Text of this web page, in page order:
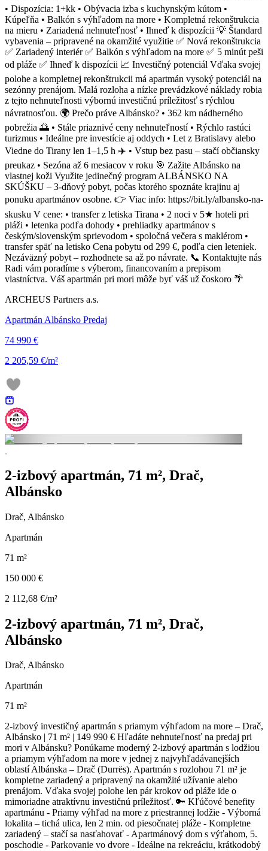
• Dispozícia: 1+kk • Obývacia izba s kuchynským kútom •
Kúpeľňa • Balkón s výhľadom na more • Kompletná rekonštrukcia
na mieru • Zariadená nehnuteľnosť • Ihneď k dispozícii 💡 Štandard
vybavenia – pripravené na okamžité využitie ✅ Nová rekonštrukcia
✅ Zariadený interiér ✅ Balkón s výhľadom na more ✅ 5 minút peši
od pláže ✅ Ihneď k dispozícii 📈 Investičný potenciál Vďaka svojej
polohe a kompletnej rekonštrukcii má apartmán vysoký potenciál na
sezónny prenájom. Malá rozloha a nízke prevádzkové náklady robia
z tejto nehnuteľnosti výbornú investičnú príležitosť s rýchlou
návratnosťou. 🌍 Prečo práve Albánsko? • 362 km nádherného
pobrežia 🌅 • Stále priaznivé ceny nehnuteľností • Rýchlo rastúci
turizmus • Ideálne pre investície aj oddych • Let z Bratislavy alebo
Viedne do Tirany len 1–1,5 h ✈️ • Vstup bez pasu – stačí občiansky
preukaz • Sezóna až 6 mesiacov v roku 🎯 Zažite Albánsko na
vlastnej koži Využite jedinečný program ALBÁNSKO NA
SKÚŠKU – 3-dňový pobyt, počas ktorého spoznáte krajinu aj
ponuku apartmánov osobne. 👉 Viac info: https://bit.ly/albansko-na-
skusku V cene: • transfer z letiska Tirana • 2 noci v 5★ hoteli pri
pláži • letenka podľa dohody • prehliadky apartmánov s
českým/slovenským sprievodom • spoločná večera s maklérom •
transfer späť na letisko Cena pobytu od 299 €, podľa cien leteniek.
Nezáväzný pobyt – rozhodnete sa až po návrate. 📞 Kontaktujte nás
Radi vám poradíme s výberom, financovaním a prepisom
vlastníctva. Váš apartmán pri mori môže byť váš už čoskoro 🌴
ARCHEUS Partners a.s.
Apartmán Albánsko Predaj
74 990 €
2 205,59 €/m²
2-izbový apartmán, 71 m², Drač,
Albánsko
Drač, Albánsko
Apartmán
71 m²
150 000 €
2 112,68 €/m²
2-izbový apartmán, 71 m², Drač,
Albánsko
Drač, Albánsko
Apartmán
71 m²
2-izbový investičný apartmán s priamym výhľadom na more – Drač,
Albánsko | 71 m² | 149 990 € Hľadáte nehnuteľnosť na predaj pri
mori v Albánsku? Ponúkame moderný 2-izbový apartmán s lodžiou
a priamym výhľadom na more v jednej z najvyhľadávanejších
oblastí Albánska – Drač (Durrës). Apartmán s rozlohou 71 m² je
kompletne zariadený a pripravený na okamžité užívanie alebo
prenájom. Vďaka svojej polohe len pár krokov od pláže ide o
mimoriadne atraktívnu investičnú príležitosť. 🔑 Kľúčové benefity
apartmánu - Priamy výhľad na more z priestrannej lodžie - Výborná
lokalita – tichá ulica, len 2 min. od piesočnatej pláže - Kompletne
zariadený – stačí sa nasťahovať - Apartmánový dom s výťahom, 5.
poschodie - Parkovanie vo dvore - Ideálne na rekreáciu, krátkodobý